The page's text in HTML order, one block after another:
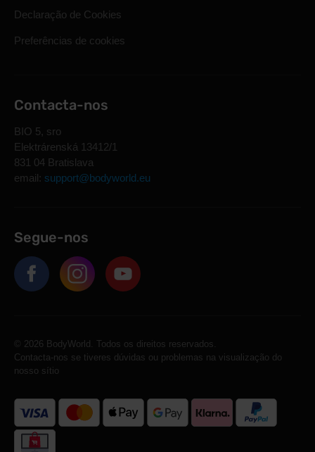
Declaração de Cookies
Preferências de cookies
Contacta-nos
BIO 5, sro
Elektrárenská 13412/1
831 04 Bratislava
email: support@bodyworld.eu
Segue-nos
© 2026 BodyWorld. Todos os direitos reservados.
Contacta-nos se tiveres dúvidas ou problemas na visualização do
nosso sítio